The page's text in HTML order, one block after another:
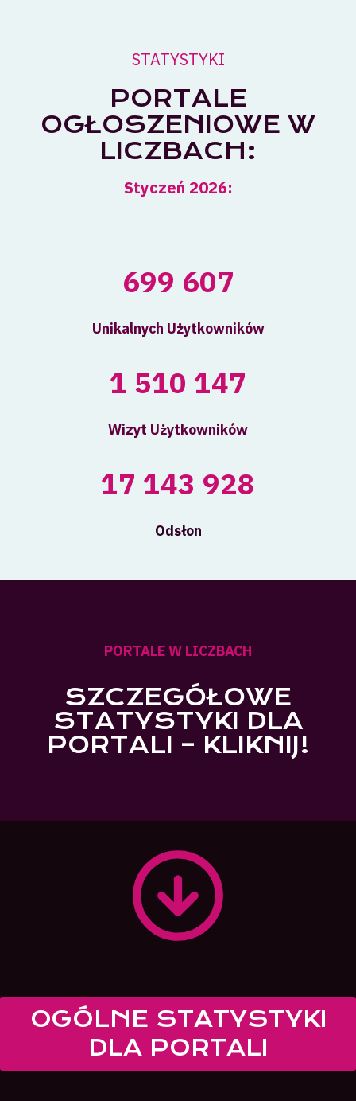
STATYSTYKI
PORTALE
OGŁOSZENIOWE W
LICZBACH:
Styczeń 2026:
699 607
Unikalnych Użytkowników
1 510 147
Wizyt Użytkowników
17 143 928
Odsłon
PORTALE W LICZBACH
SZCZEGÓŁOWE
STATYSTYKI DLA
PORTALI – KLIKNIJ!
OGÓLNE STATYSTYKI
DLA PORTALI